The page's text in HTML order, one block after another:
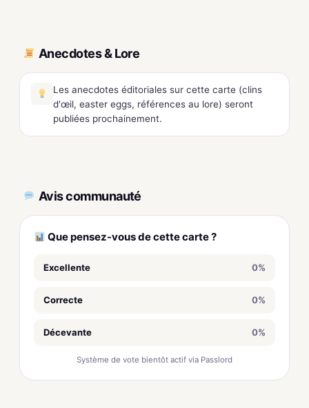
Anecdotes & Lore
Les anecdotes éditoriales sur cette carte (clins
d'œil, easter eggs, références au lore) seront
publiées prochainement.
Avis communauté
Que pensez-vous de cette carte ?
Excellente 0%
Correcte 0%
Décevante 0%
Système de vote bientôt actif via Passlord